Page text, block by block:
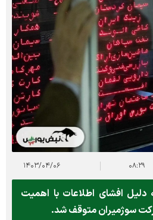
۰۸:۲۹ ۱۴۰۳/۰۴/۰۶
دلیل افشای اطلاعات با اهمیت
سوژمیران متوقف شد.